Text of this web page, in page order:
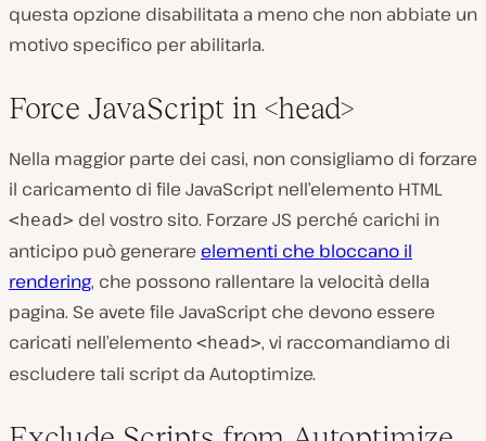
questa opzione disabilitata a meno che non abbiate un
motivo specifico per abilitarla.
Force JavaScript in <head>
Nella maggior parte dei casi, non consigliamo di forzare
il caricamento di file JavaScript nell’elemento HTML
<head> del vostro sito. Forzare JS perché carichi in
anticipo può generare elementi che bloccano il
rendering, che possono rallentare la velocità della
pagina. Se avete file JavaScript che devono essere
caricati nell’elemento <head>, vi raccomandiamo di
escludere tali script da Autoptimize.